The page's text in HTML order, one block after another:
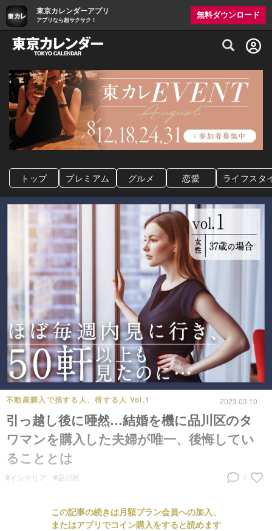
東京カレンダーアプリ
アプリなら超サクサク！
無料ダウンロード
グルメ情報・プレミアムレストラン予約
トップ プレミアム グルメ 恋愛 ライフスタ
不動産購入で損する人、得する人 Vol.1 2023.03.10
引っ越し後に唖然…結婚を機に品川区のタ
ワマンを購入した夫婦が唯一、後悔してい
ることとは
#インテリア #品川区 9
この記事の続きは月額プラン会員への加入、
またはアプリでコイン購入をすると読めます